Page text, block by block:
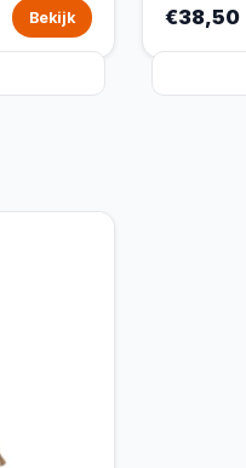
Bekijk €38,50